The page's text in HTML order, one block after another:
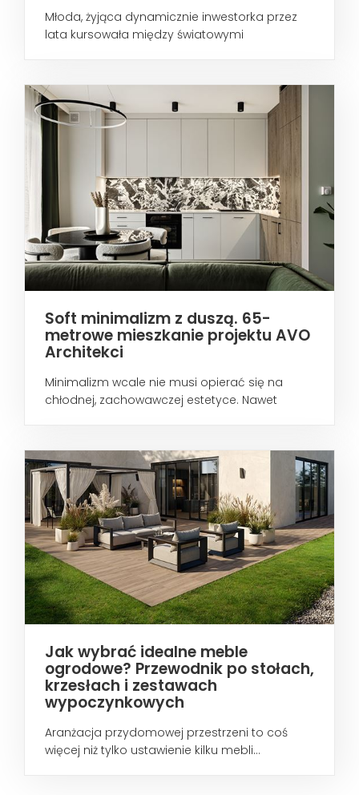
Młoda, żyjąca dynamicznie inwestorka przez
lata kursowała między światowymi
Soft minimalizm z duszą. 65-
metrowe mieszkanie projektu AVO
Architekci
Minimalizm wcale nie musi opierać się na
chłodnej, zachowawczej estetyce. Nawet
Jak wybrać idealne meble
ogrodowe? Przewodnik po stołach,
krzesłach i zestawach
wypoczynkowych
Aranżacja przydomowej przestrzeni to coś
więcej niż tylko ustawienie kilku mebli...